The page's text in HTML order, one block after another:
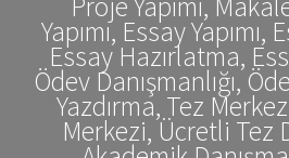
Yapımı, Essay Yapımı,
Essay Hazırlatma,
Ödev Danışmanlığı,
Yazdırma, Tez
Merkezi, Ücretli Tez